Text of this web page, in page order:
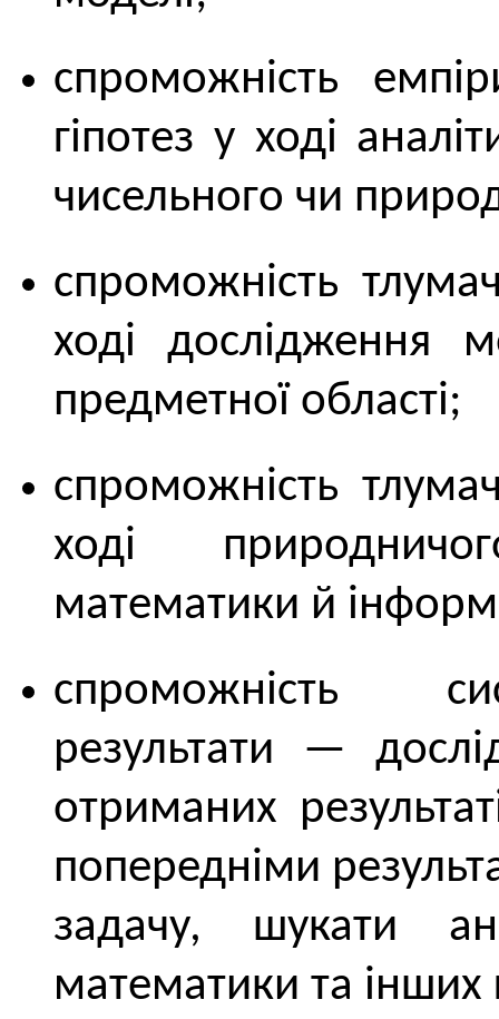
спроможність
гіпотез у ході
чисельного чи
спроможність
ході дослідження
предметної області;
спроможність
ході
математики й
спроможність
результати —
отриманих
попередніми
задачу, шукати
математики та інших